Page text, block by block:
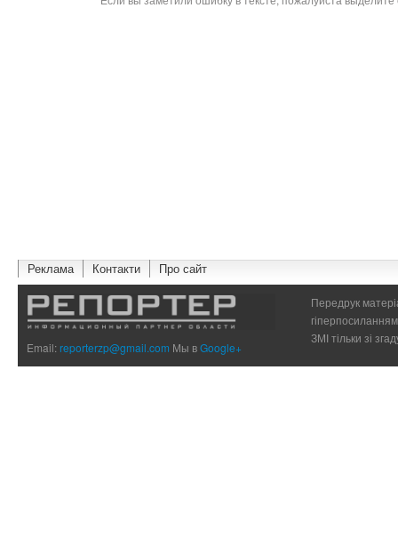
Реклама Контакти Про сайт
Email:reporterzp@gmail.com Мы вGoogle+
Передрук
ЗМІ тільки зі